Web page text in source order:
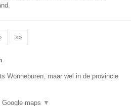
»»
Wonneburen, maar wel in de provincie
Google maps ▼